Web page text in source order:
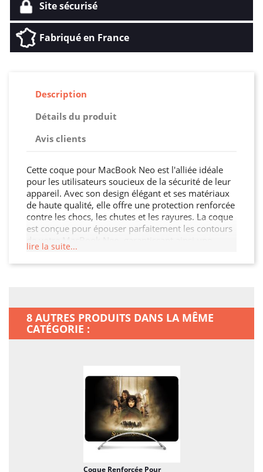
Site sécurisé
Fabriqué en France
Description
Détails du produit
Avis clients
Cette coque pour MacBook Neo est l'alliée idéale
pour les utilisateurs soucieux de la sécurité de leur
appareil. Avec son design élégant et ses matériaux
de haute qualité, elle offre une protection renforcée
contre les chocs, les chutes et les rayures. La coque
est conçue pour épouser parfaitement les contours
protection sans compromis tout en préservant son
esthétique. De plus, elle permet un accès facile à
lire la suite...
8 AUTRES PRODUITS DANS LA MÊME
CATÉGORIE :
Coque Renforcée Pour